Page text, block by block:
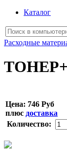
Каталог
Расходные
Цена: 746 Руб
плюс доставка
Количество: